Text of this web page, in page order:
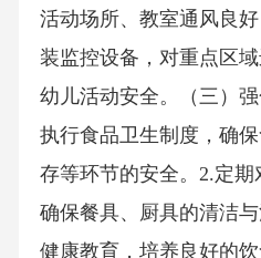
活动场所、教室通风良
装监控设备，对重点区
幼儿活动安全。（三）
执行食品卫生制度，确
存等环节的安全。2.定期
确保餐具、厨具的清洁
健康教育，培养良好的